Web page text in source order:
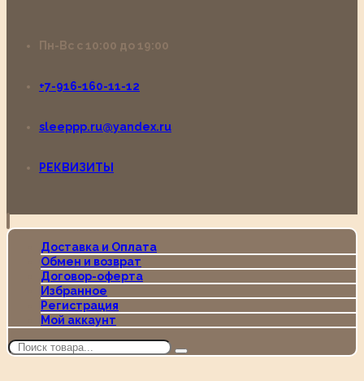
Пн-Вс с 10:00 до 19:00
+7-916-160-11-12
sleeppp.ru@yandex.ru
РЕКВИЗИТЫ
Доставка и Оплата
Обмен и возврат
Договор-оферта
Избранное
Регистрация
Мой аккаунт